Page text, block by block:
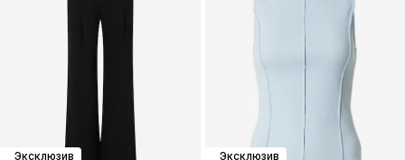
Эксклюзив
Эксклюзив